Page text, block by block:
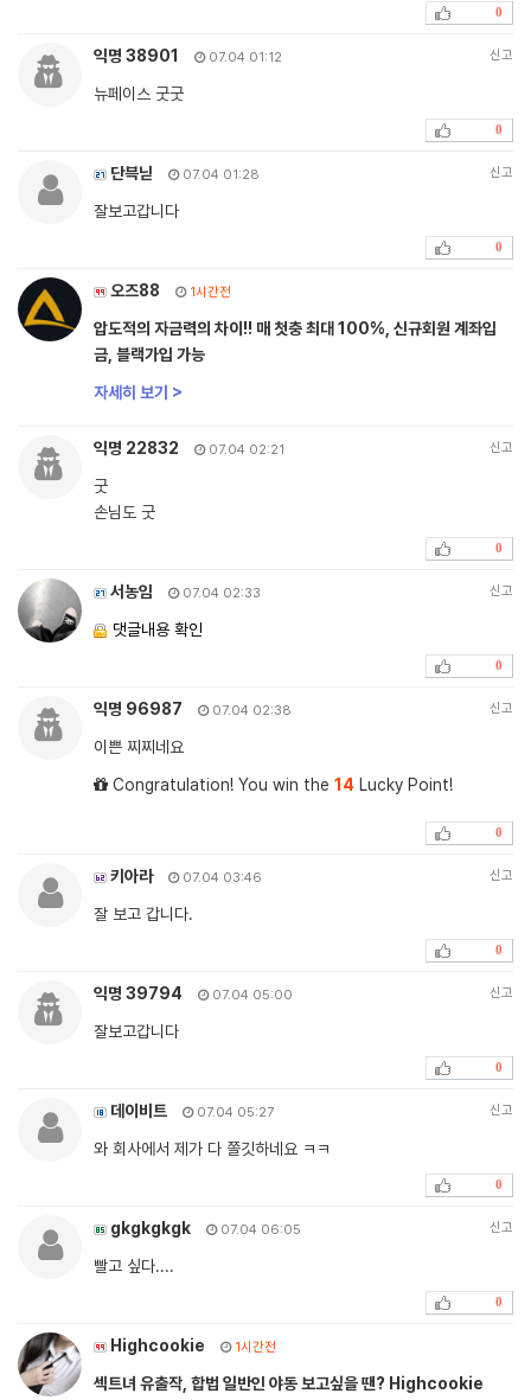
0
익명 38901 07.04 01:12 신고
뉴페이스 굿굿
0
단븍닏 07.04 01:28 신고
잘보고갑니다
0
오즈88 1시간전
압도적의 자금력의 차이!! 매 첫충 최대 100%, 신규회원 계좌입
금, 블랙가입 가능
자세히 보기 >
익명 22832 07.04 02:21 신고
굿
손님도 굿
0
서농임 07.04 02:33 신고
댓글내용 확인
0
익명 96987 07.04 02:38 신고
이쁜 찌찌네요
Congratulation! You win the 14 Lucky Point!
0
키아라 07.04 03:46 신고
잘 보고 갑니다.
0
익명 39794 07.04 05:00 신고
잘보고갑니다
0
데이비트 07.04 05:27 신고
와 회사에서 제가 다 쫄깃하네요 ㅋㅋ
0
gkgkgkgk 07.04 06:05 신고
빨고 싶다....
0
Highcookie 1시간전
섹트녀 유출작, 합법 일반인 야동 보고싶을 땐? Highcookie